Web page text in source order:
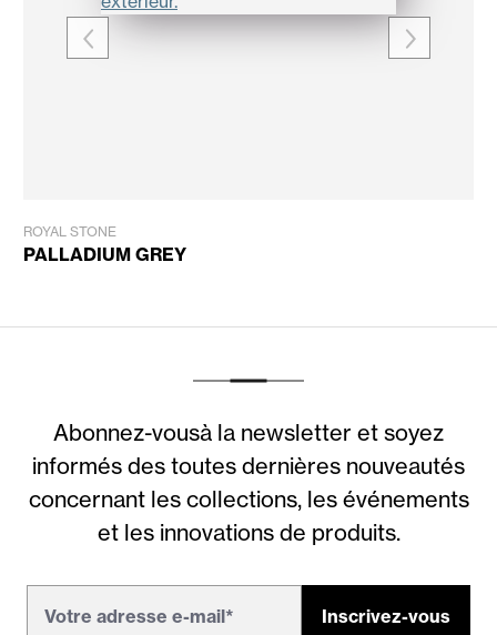
ROYAL STONE
PALLADIUM GREY
Abonnez-vousà la newsletter et soyez
informés des toutes dernières nouveautés
concernant les collections, les événements
et les innovations de produits.
Inscrivez-vous